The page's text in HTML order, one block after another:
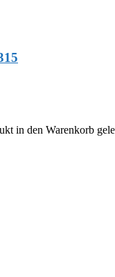
in den Warenkorb